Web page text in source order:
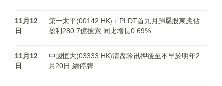
11月12
日
第一太平(00142.HK)：PLDT首九月歸屬股東應佔
盈利280.7億披索 同比增長0.69%
11月12
日
中國恒大(03333.HK)清盘聆讯押後至不早於明年2
月20日 續停牌